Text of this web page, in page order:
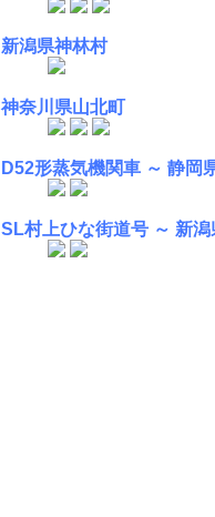
新潟県神林村
神奈川県山北町
D52形蒸気機関車 ～ 静岡
SL村上ひな街道号 ～ 新潟